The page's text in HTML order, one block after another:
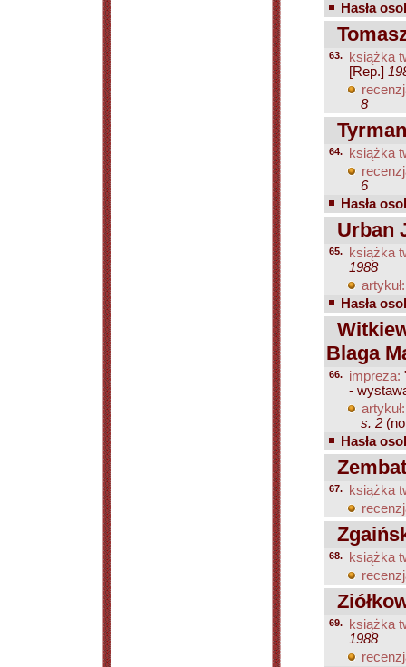
Hasła
63.
książka
[Rep.]
8
64.
książka
6
Hasła
Urban
65.
książka
1988
artykuł:
Hasła
Blaga
66. impreza:
-
artykuł:
s. 2
Hasła
67.
książka
68.
książka
69.
książka
1988